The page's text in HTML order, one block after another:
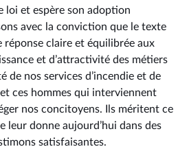
loi et espère son adoption
avec la conviction que le texte
réponse claire et équilibrée aux
et d’attractivité des métiers
de nos services d’incendie et de
ces hommes qui interviennent
nos concitoyens. Ils méritent ce
leur donne aujourd’hui dans des
satisfaisantes.